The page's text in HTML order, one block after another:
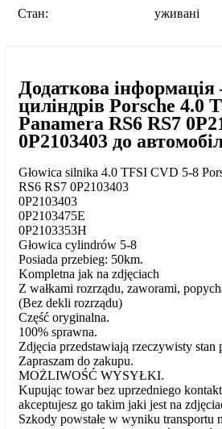
Стан: уживані
Додаткова
циліндрів Porsche 4.0
Panamera RS6 RS7
0P2103403 до
Głowica silnika 4.0 TFSI CVD 5-8
RS6 RS7 0P2103403
0P2103403
0P2103475E
0P2103353H
Głowica cylindrów 5-8
Posiada przebieg: 50km.
Kompletna jak na zdjęciach
Z wałkami rozrządu, zaworami,
(Bez dekli rozrządu)
Część oryginalna.
100% sprawna.
Zdjęcia przedstawiają rzeczywisty stan
Zapraszam do zakupu.
MOŻLIWOŚĆ WYSYŁKI.
Kupując towar bez uprzedniego
akceptujesz go takim jaki jest na
Szkody powstałe w wyniku transportu